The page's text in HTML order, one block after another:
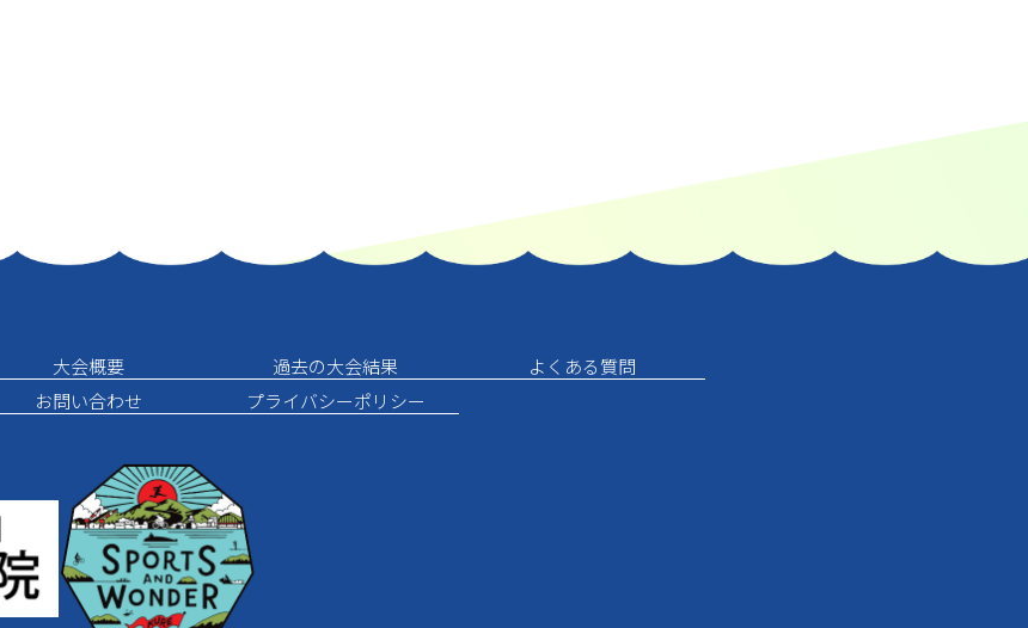
大会概要 過去の大会結果
よくある質問
お問い合わせ プライバシーポリシー